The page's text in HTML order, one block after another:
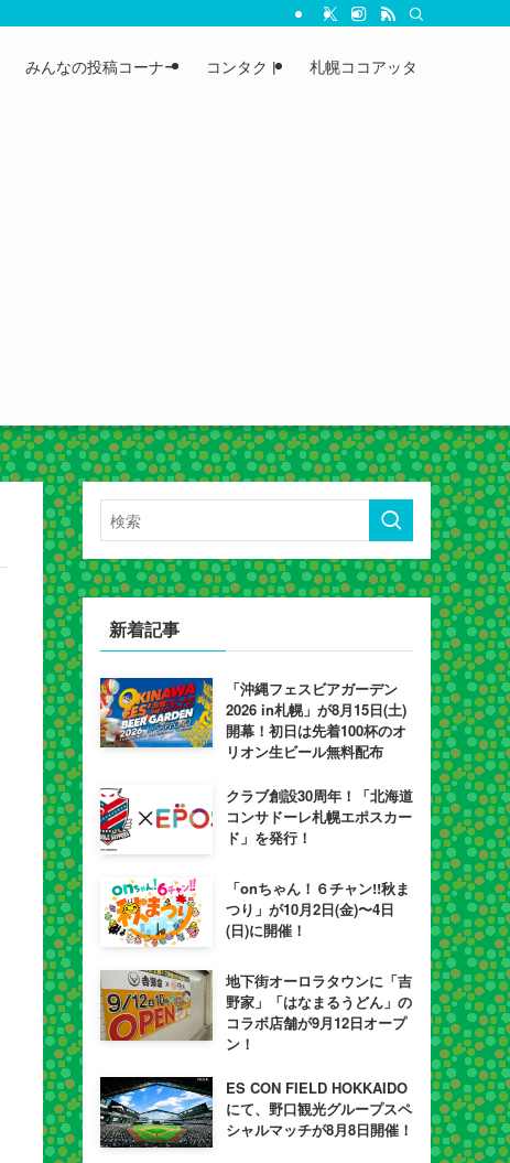
みんなの投稿コーナー コンタクト 札幌ココアッタ
新着記事
「沖縄フェスビアガーデン
2026 in札幌」が8月15日(土)
開幕！初日は先着100杯のオ
リオン生ビール無料配布
クラブ創設30周年！「北海道
コンサドーレ札幌エポスカー
ド」を発行！
「onちゃん！６チャン!!秋ま
つり」が10月2日(金)〜4日
(日)に開催！
地下街オーロラタウンに「吉
野家」「はなまるうどん」の
コラボ店舗が9月12日オープ
ン！
ES CON FIELD HOKKAIDO
にて、野口観光グループスペ
シャルマッチが8月8日開催！